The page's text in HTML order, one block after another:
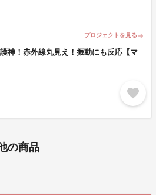
プロジェクトを見る arrow_forward
神！赤外線丸見え！振動にも反応【マ
favorite
の商品